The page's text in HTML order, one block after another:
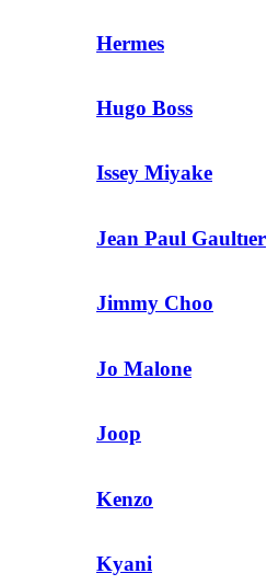
Hermes
Hugo Boss
Issey Miyake
Jean Paul Gaultıer
Jimmy Choo
Jo Malone
Joop
Kenzo
Kyani